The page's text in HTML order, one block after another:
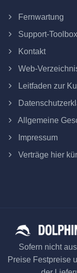
Fernwartung
Support-Toolbox
Kontakt
Web-
Leitfaden zur
Allgemeine
Impressum
Verträge hier
Sofern nicht
Preise Festpreise